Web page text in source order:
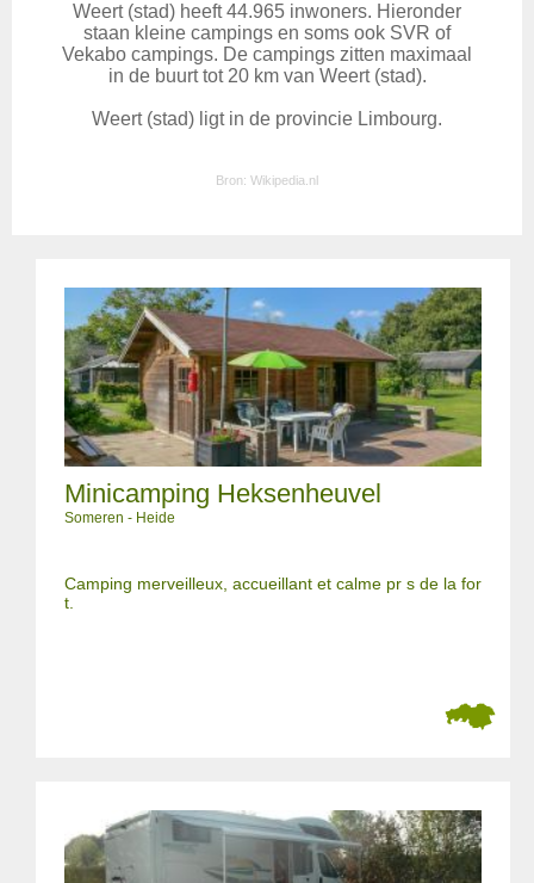
Weert (stad) heeft 44.965 inwoners. Hieronder
staan kleine campings en soms ook SVR of
Vekabo campings. De campings zitten maximaal
in de buurt tot 20 km van Weert (stad).
Weert (stad) ligt in de provincie Limbourg.
Bron: Wikipedia.nl
Minicamping Heksenheuvel
Someren - Heide
Camping merveilleux, accueillant et calme pr s de la for
t.